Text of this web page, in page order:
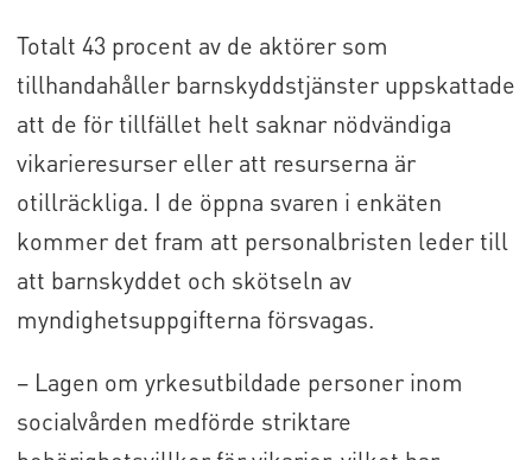
Totalt 43 procent av de aktörer som
tillhandahåller barnskyddstjänster uppskattade
att de för tillfället helt saknar nödvändiga
vikarieresurser eller att resurserna är
otillräckliga. I de öppna svaren i enkäten
kommer det fram att personalbristen leder till
att barnskyddet och skötseln av
myndighetsuppgifterna försvagas.
– Lagen om yrkesutbildade personer inom
socialvården medförde striktare